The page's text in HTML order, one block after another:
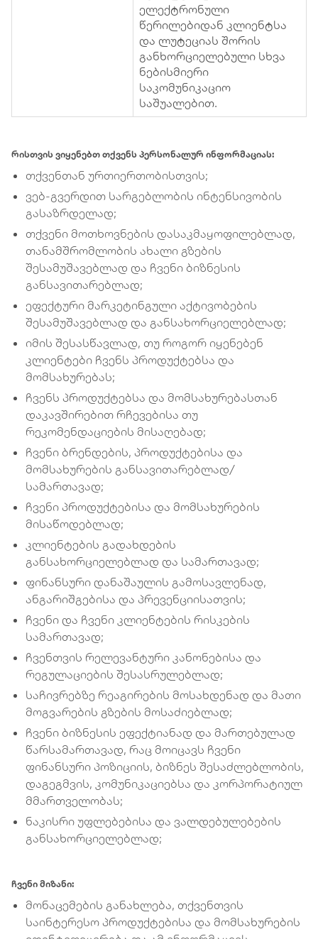
ელექტრონული
წერილებიდან კლიენტსა
და ლუტეციას შორის
განხორციელებული სხვა
ნებისმიერი
საკომუნიკაციო
საშუალებით.
რისთვის ვიყენებთ თქვენს პერსონალურ ინფორმაციას:
თქვენთან ურთიერთობისთვის;
ვებ-გვერდით სარგებლობის ინტენსივობის
გასაზრდელად;
თქვენი მოთხოვნების დასაკმაყოფილებლად,
თანამშრომლობის ახალი გზების
შესამუშავებლად და ჩვენი ბიზნესის
განსავითარებლად;
ეფექტური მარკეტინგული აქტივობების
შესამუშავებლად და განსახორციელებლად;
იმის შესასწავლად, თუ როგორ იყენებენ
კლიენტები ჩვენს პროდუქტებსა და
მომსახურებას;
ჩვენს პროდუქტებსა და მომსახურებასთან
დაკავშირებით რჩევებისა თუ
რეკომენდაციების მისაღებად;
ჩვენი ბრენდების, პროდუქტებისა და
მომსახურების განსავითარებლად/
სამართავად;
ჩვენი პროდუქტებისა და მომსახურების
მისაწოდებლად;
კლიენტების გადახდების
განსახორციელებლად და სამართავად;
ფინანსური დანაშაულის გამოსავლენად,
ანგარიშგებისა და პრევენციისათვის;
ჩვენი და ჩვენი კლიენტების რისკების
სამართავად;
ჩვენთვის რელევანტური კანონებისა და
რეგულაციების შესასრულებლად;
საჩივრებზე რეაგირების მოსახდენად და მათი
მოგვარების გზების მოსაძიებლად;
ჩვენი ბიზნესის ეფექტიანად და მართებულად
წარსამართავად, რაც მოიცავს ჩვენი
ფინანსური პოზიციის, ბიზნეს შესაძლებლობის,
დაგეგმვის, კომუნიკაციებსა და კორპორატიულ
მმართველობას;
ნაკისრი უფლებებისა და ვალდებულებების
განსახორციელებლად;
ჩვენი მიზანი:
მონაცემების განახლება, თქვენთვის
საინტერესო პროდუქტებისა და მომსახურების